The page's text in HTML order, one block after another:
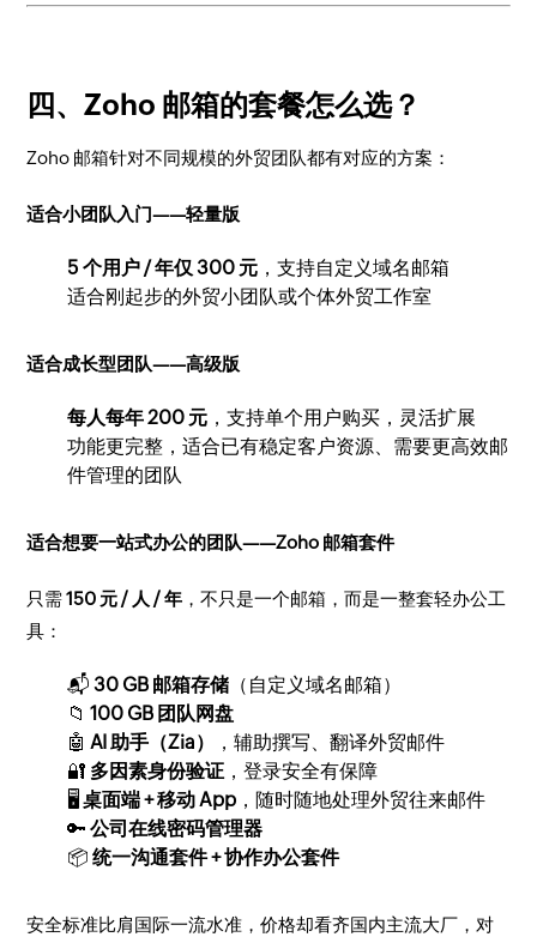
四、Zoho 邮箱的套餐怎么选？
Zoho 邮箱针对不同规模的外贸团队都有对应的方案：
适合小团队入门——轻量版
5 个用户 / 年仅 300 元 ，支持自定义域名邮箱
适合刚起步的外贸小团队或个体外贸工作室
适合成长型团队——高级版
每人每年 200 元 ，支持单个用户购买，灵活扩展
功能更完整，适合已有稳定客户资源、需要更高效邮
件管理的团队
适合想要一站式办公的团队——Zoho 邮箱套件
只需150 元 / 人 / 年 ，不只是一个邮箱，而是一整套轻办公工
具：
📬30 GB 邮箱存储 （自定义域名邮箱）
📁100 GB 团队网盘
🤖AI 助手（Zia）
，辅助撰写、翻译外贸邮件
🔐 多因素身份验证 ，登录安全有保障
🖥️桌面端 + 移动 App ，随时随地处理外贸往来邮件
🔑公司在线密码管理器
📦统一沟通套件 + 协作办公套件
安全标准比肩国际一流水准，价格却看齐国内主流大厂，对